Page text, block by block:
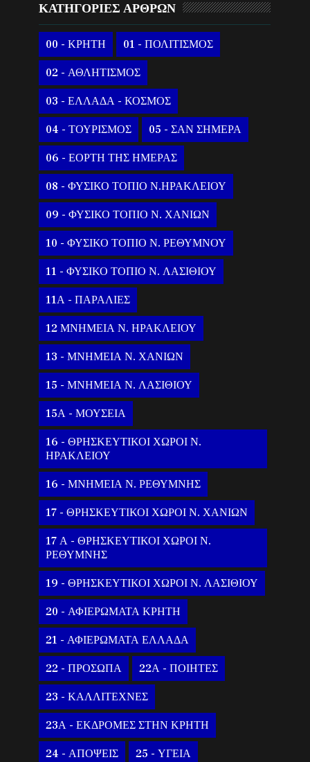
ΚΑΤΗΓΟΡΙΕΣ ΑΡΘΡΩΝ
00 - ΚΡΗΤΗ 01 - ΠΟΛΙΤΙΣΜΟΣ
02 - ΑΘΛΗΤΙΣΜΟΣ
03 - ΕΛΛΑΔΑ - ΚΟΣΜΟΣ
04 - ΤΟΥΡΙΣΜΟΣ 05 - ΣΑΝ ΣΗΜΕΡΑ
06 - ΕΟΡΤΗ ΤΗΣ ΗΜΕΡΑΣ
08 - ΦΥΣΙΚΟ ΤΟΠΙΟ Ν.ΗΡΑΚΛΕΙΟΥ
09 - ΦΥΣΙΚΟ ΤΟΠΙΟ Ν. ΧΑΝΙΩΝ
10 - ΦΥΣΙΚΟ ΤΟΠΙΟ Ν. ΡΕΘΥΜΝΟΥ
11 - ΦΥΣΙΚΟ ΤΟΠΙΟ Ν. ΛΑΣΙΘΙΟΥ
11Α - ΠΑΡΑΛΙΕΣ
12 ΜΝΗΜΕΙΑ Ν. ΗΡΑΚΛΕΙΟΥ
13 - ΜΝΗΜΕΙΑ Ν. ΧΑΝΙΩΝ
15 - ΜΝΗΜΕΙΑ Ν. ΛΑΣΙΘΙΟΥ
15Α - ΜΟΥΣΕΙΑ
16 - ΘΡΗΣΚΕΥΤΙΚΟΙ ΧΩΡΟΙ Ν.
ΗΡΑΚΛΕΙΟΥ
16 - ΜΝΗΜΕΙΑ Ν. ΡΕΘΥΜΝΗΣ
17 - ΘΡΗΣΚΕΥΤΙΚΟΙ ΧΩΡΟΙ Ν. ΧΑΝΙΩΝ
17 Α - ΘΡΗΣΚΕΥΤΙΚΟΙ ΧΩΡΟΙ Ν.
ΡΕΘΥΜΝΗΣ
19 - ΘΡΗΣΚΕΥΤΙΚΟΙ ΧΩΡΟΙ Ν. ΛΑΣΙΘΙΟΥ
20 - ΑΦΙΕΡΩΜΑΤΑ ΚΡΗΤΗ
21 - ΑΦΙΕΡΩΜΑΤΑ ΕΛΛΑΔΑ
22 - ΠΡΟΣΩΠΑ 22Α - ΠΟΙΗΤΕΣ
23 - ΚΑΛΛΙΤΕΧΝΕΣ
23Α - ΕΚΔΡΟΜΕΣ ΣΤΗΝ ΚΡΗΤΗ
24 - ΑΠΟΨΕΙΣ 25 - ΥΓΕΙΑ